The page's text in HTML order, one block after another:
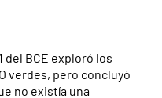
del BCE exploró los
verdes, pero concluyó
no existía una